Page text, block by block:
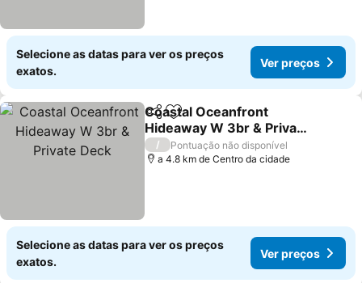
Selecione as datas para ver os preços
exatos.
Ver preços
PartilharAdicionar aos favoritos
Coastal Oceanfront
Hideaway W 3br & Private
Deck
Ver preços
/
Pontuação não disponível
a 4.8 km de Centro da cidade
Selecione as datas para ver os preços
exatos.
Ver preços